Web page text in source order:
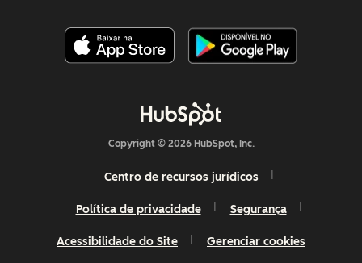
Copyright © 2026 HubSpot, Inc.
Centro de recursos jurídicos
Política de privacidade Segurança
Acessibilidade do Site Gerenciar cookies